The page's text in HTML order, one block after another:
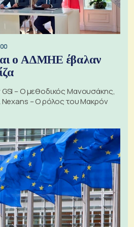
ο ΑΔΜΗΕ έβαλαν
GSI – Ο μεθοδικός Μανουσάκης,
Nexans – Ο ρόλος του Μακρόν